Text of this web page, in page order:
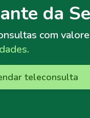
da
com
teleconsulta